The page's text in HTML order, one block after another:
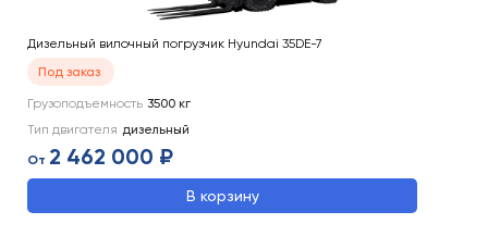
Дизельный вилочный погрузчик Hyundai 35DE-7
Под заказ
Грузоподъемность 3500 кг
Тип двигателя дизельный
От 2 462 000 ₽
В корзину